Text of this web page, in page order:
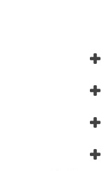
the first who write